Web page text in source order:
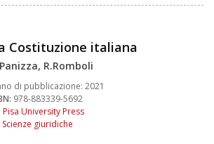
Costituzione italiana
R.Romboli
di pubblicazione: 2021
978-883339-5692
Pisa University Press
Scienze giuridiche